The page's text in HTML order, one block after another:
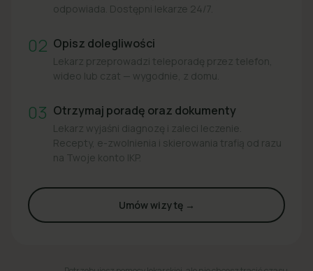
odpowiada. Dostępni lekarze 24/7.
02 Opisz dolegliwości
Lekarz przeprowadzi teleporadę przez telefon,
wideo lub czat — wygodnie, z domu.
03 Otrzymaj poradę oraz dokumenty
Lekarz wyjaśni diagnozę i zaleci leczenie.
Recepty, e-zwolnienia i skierowania trafią od razu
na Twoje konto IKP.
Umów wizytę →